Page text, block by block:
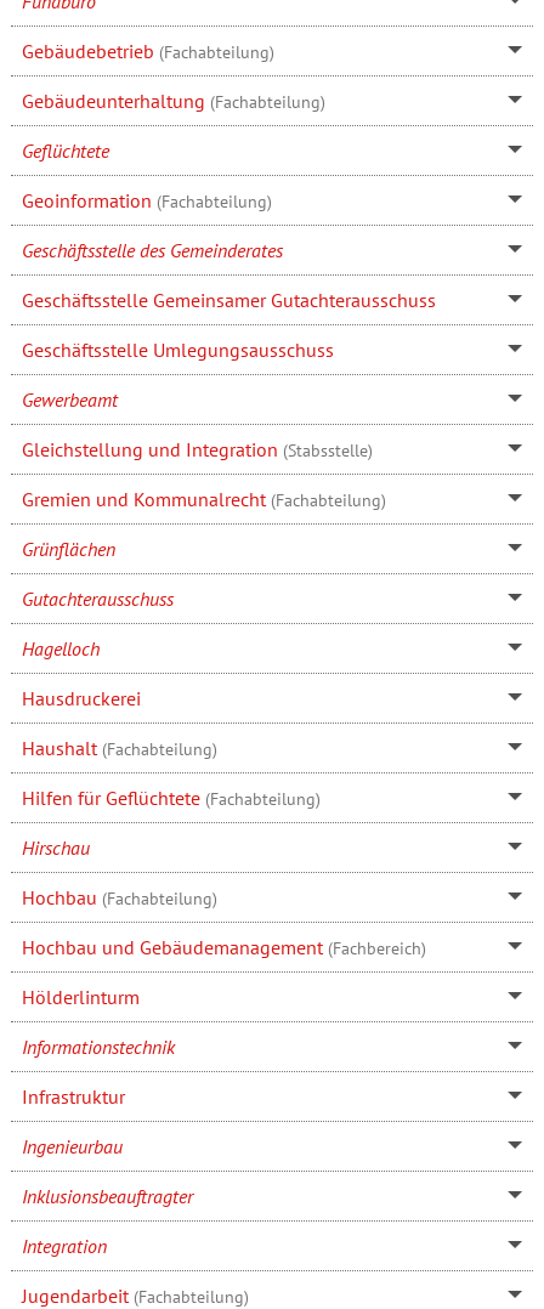
Gebäudebetrieb (Fachabteilung)
Gebäudeunterhaltung (Fachabteilung)
Geflüchtete
Geoinformation (Fachabteilung)
Geschäftsstelle des Gemeinderates
Geschäftsstelle Gemeinsamer Gutachterausschuss
Geschäftsstelle Umlegungsausschuss
Gewerbeamt
Gleichstellung und Integration (Stabsstelle)
Gremien und Kommunalrecht (Fachabteilung)
Grünflächen
Gutachterausschuss
Hagelloch
Hausdruckerei
Haushalt (Fachabteilung)
Hilfen für Geflüchtete (Fachabteilung)
Hirschau
Hochbau (Fachabteilung)
Hochbau und Gebäudemanagement (Fachbereich)
Hölderlinturm
Informationstechnik
Infrastruktur
Ingenieurbau
Inklusionsbeauftragter
Integration
Jugendarbeit (Fachabteilung)